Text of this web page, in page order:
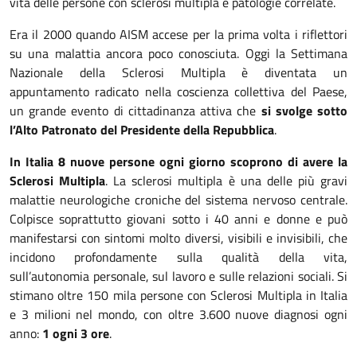
Era il 2000 quando AISM accese per la prima volta i riflettori
su una malattia ancora poco conosciuta. Oggi la Settimana
Nazionale della Sclerosi Multipla è diventata un
appuntamento radicato nella coscienza collettiva del Paese,
un grande evento di cittadinanza attiva che si svolge sotto
l’Alto Patronato del Presidente della Repubblica.
In Italia 8 nuove persone ogni giorno scoprono di avere la
Sclerosi Multipla. La sclerosi multipla è una delle più gravi
malattie neurologiche croniche del sistema nervoso centrale.
Colpisce soprattutto giovani sotto i 40 anni e donne e può
manifestarsi con sintomi molto diversi, visibili e invisibili, che
incidono profondamente sulla qualità della vita,
sull’autonomia personale, sul lavoro e sulle relazioni sociali. Si
stimano oltre 150 mila persone con Sclerosi Multipla in Italia
e 3 milioni nel mondo, con oltre 3.600 nuove diagnosi ogni
anno: 1 ogni 3 ore.